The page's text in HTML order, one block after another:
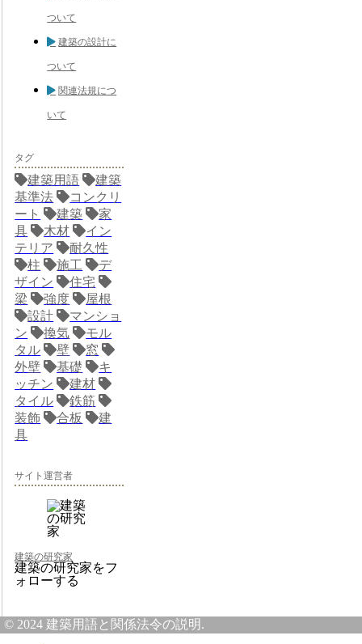
ついて
建築の設計に
ついて
関連法規につ
いて
タグ
建築用語
建築
基準法
コンクリ
ート
建築
家
具
木材
イン
テリア
耐久性
柱
施工
デ
ザイン
住宅
梁
強度
屋根
設計
マンショ
ン
換気
モル
タル
壁
窓
外壁
基礎
キ
ッチン
建材
タイル
鉄筋
装飾
合板
建
具
サイト運営者
建築の研究家
建築の研究家をフ
ォローする
© 2024 建築用語と関係法令の説明.